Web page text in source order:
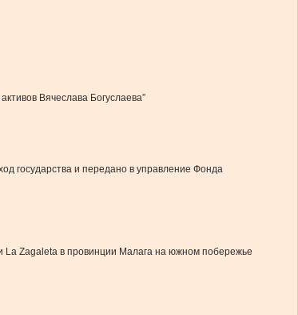
Вячеслава Богуслаева”
государства и передано в управление Фонда
La Zagaleta в провинции Малага на южном побережье